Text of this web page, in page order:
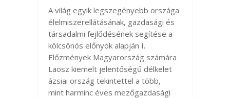
A világ egyik legszegényebb országa
élelmiszerellátásának, gazdasági és
társadalmi fejlődésének segítése a
kölcsönös előnyök alapján I.
Előzmények Magyarország számára
Laosz kiemelt jelentőségű délkelet
ázsiai ország tekintettel a több,
mint harminc éves mezőgazdasági